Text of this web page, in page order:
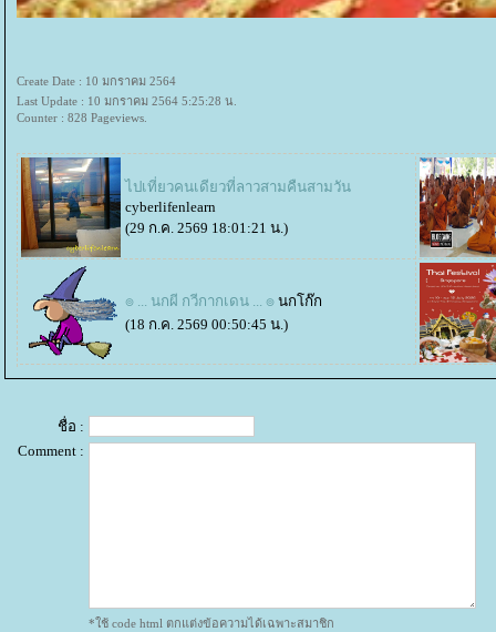
Create Date : 10 มกราคม 2564
Last Update : 10 มกราคม 2564 5:25:28 น.
Counter : 828 Pageviews.
ไปเที่ยวคนเดียวที่ลาวสามคืนสามวัน
cyberlifenlearn
(29 ก.ค. 2569 18:01:21 น.)
๏ ... นกผี กวีกากเดน ... ๏ นกโก๊ก
(18 ก.ค. 2569 00:50:45 น.)
ชื่อ :
Comment :
*ใช้ code html ตกแต่งข้อความได้เฉพาะสมาชิก